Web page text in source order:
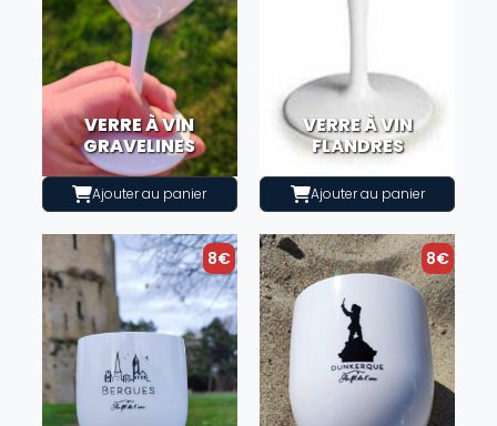
VERRE À VIN
GRAVELINES
Ajouter au panier
VERRE À VIN
FLANDRES
Ajouter au panier
8€ 8€